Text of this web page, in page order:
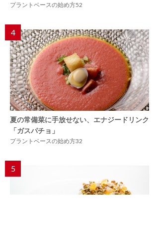
プラントベースの始め方52
4
夏の常備菜に手放せない、エナジードリンク
「ガスパチョ」
プラントベースの始め方32
5